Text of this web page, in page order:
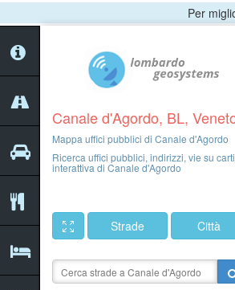
Per
Canale d'Agordo, BL,
Mappa uffici pubblici di Canale d'Agordo
Ricerca uffici pubblici, indirizzi, vie su
interattiva di Canale d'Agordo
Strade Città